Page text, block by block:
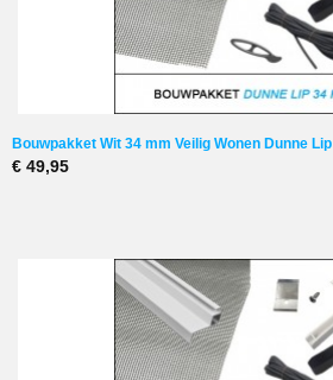
Bouwpakket Wit 34 mm Veilig Wonen Dunne Lip
€ 49,95